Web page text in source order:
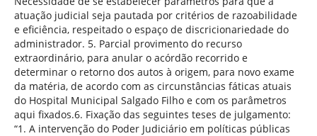
atuação judicial seja pautada por critérios de razoabilidade
e eficiência, respeitado o espaço de discricionariedade do
administrador. 5. Parcial provimento do recurso
extraordinário, para anular o acórdão recorrido e
determinar o retorno dos autos à origem, para novo exame
da matéria, de acordo com as circunstâncias fáticas atuais
do Hospital Municipal Salgado Filho e com os parâmetros
aqui fixados.6. Fixação das seguintes teses de julgamento:
“1. A intervenção do Poder Judiciário em políticas públicas